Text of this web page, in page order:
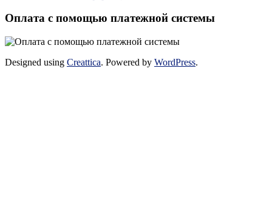
Оплата с помощью платежной системы
Designed using Creattica. Powered by WordPress.